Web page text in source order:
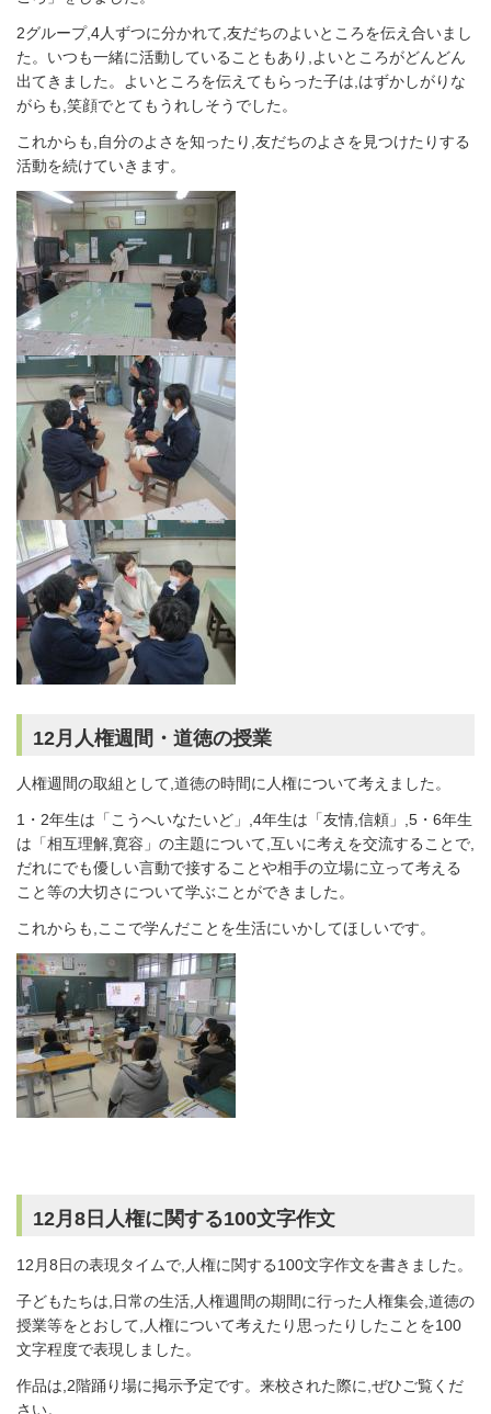
2グループ,4人ずつに分かれて,友だちのよいところを伝え合いまし
た。いつも一緒に活動していることもあり,よいところがどんどん
出てきました。よいところを伝えてもらった子は,はずかしがりな
がらも,笑顔でとてもうれしそうでした。
これからも,自分のよさを知ったり,友だちのよさを見つけたりする
活動を続けていきます。
12月人権週間・道徳の授業
人権週間の取組として,道徳の時間に人権について考えました。
1・2年生は「こうへいなたいど」,4年生は「友情,信頼」,5・6年生
は「相互理解,寛容」の主題について,互いに考えを交流することで,
だれにでも優しい言動で接することや相手の立場に立って考える
こと等の大切さについて学ぶことができました。
これからも,ここで学んだことを生活にいかしてほしいです。
12月8日人権に関する100文字作文
12月8日の表現タイムで,人権に関する100文字作文を書きました。
子どもたちは,日常の生活,人権週間の期間に行った人権集会,道徳の
授業等をとおして,人権について考えたり思ったりしたことを100
文字程度で表現しました。
作品は,2階踊り場に掲示予定です。来校された際に,ぜひご覧くだ
さい。